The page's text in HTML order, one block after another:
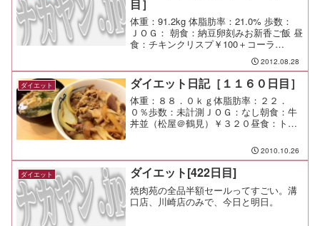
目］
体重：91.2kg 体脂肪率：21.0% 歩数：
ＪＯＧ： 朝食：納豆卵刻みお新香ご飯 昼
食：チキンクリスプ￥100＋コーラ
L￥100 夕食：家族で揃って夕食 間食：
2012.08.28
ダイエット ダイエット日記［１１６０日目］
体重：８８．０ｋｇ体脂肪率：２２．
０％歩数：未計測ＪＯＧ：なし朝食：牛
丼並（松屋＠鶴見）￥３２０昼食：トリ
夕食：打合せ後に軽く一杯＠水天宮前間
食：メモ：仙台や＠渋谷の盛りはハンパ
ない
2010.10.26
ダイエット ダイエット[422日目]
焼肉苑の全品半額セールってすごい。溝
口店、川崎店のみで、今日と明日。